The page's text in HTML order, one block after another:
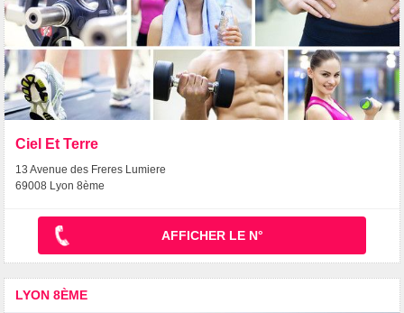
Ciel Et Terre
13 Avenue des Freres Lumiere
69008 Lyon 8ème
AFFICHER LE N°
LYON 8ÈME